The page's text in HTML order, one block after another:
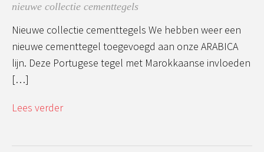
nieuwe collectie cementtegels
Nieuwe collectie cementtegels We hebben weer een
nieuwe cementtegel toegevoegd aan onze ARABICA
lijn. Deze Portugese tegel met Marokkaanse invloeden
[…]
Lees verder